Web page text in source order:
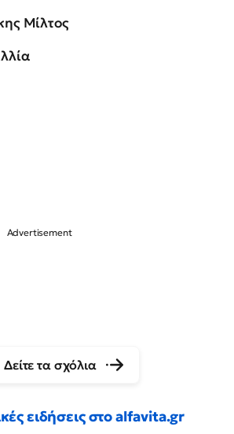
Μίλτος
Δείτε τα σχόλια
ειδήσεις στο alfavita.gr